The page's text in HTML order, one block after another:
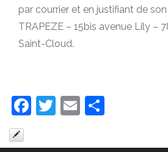
par courrier et en justifiant de
TRAPEZE – 15bis avenue Lily –
Saint-Cloud.
Facebook
Twitter
Email